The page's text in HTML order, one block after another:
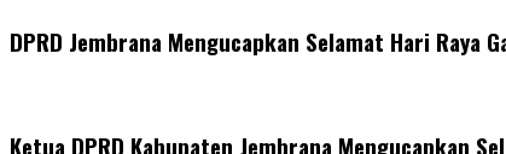
DPRD Jembrana Mengucapkan Selamat Hari Raya
Ketua DPRD Kabupaten Jembrana Mengucapkan